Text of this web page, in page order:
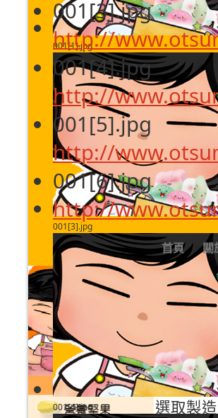
001[1].jpg
001[3].jpg
001[4].jpg
001[3].jpg
http://
001[4].jpg
http://
001[5].jpg
http://
001[6].jpg
http://
首頁 關
排序方式
分類
製造商名稱
順序
製造商:
選取製